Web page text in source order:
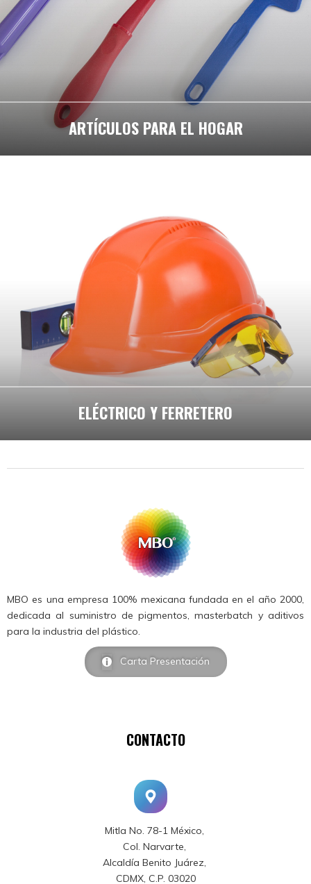
ARTÍCULOS PARA EL HOGAR
ELÉCTRICO Y FERRETERO
MBO es una empresa 100% mexicana fundada en el año 2000,
dedicada al suministro de pigmentos, masterbatch y aditivos
para la industria del plástico.
Carta Presentación
CONTACTO
Mitla No. 78-1 México,
Col. Narvarte,
Alcaldía Benito Juárez,
CDMX, C.P. 03020